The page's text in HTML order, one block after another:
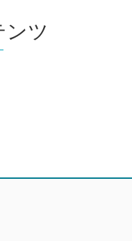
ンツ